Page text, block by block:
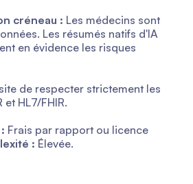
créneau : Les médecins sont
Les résumés natifs d'IA
en évidence les risques
de respecter strictement les
et HL7/FHIR.
Frais par rapport ou licence
: Élevée.